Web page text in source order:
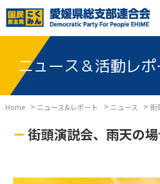
ニュース＆活動レ
Home > ニュース&レポート > ニュース >街
街頭演説会、雨天の